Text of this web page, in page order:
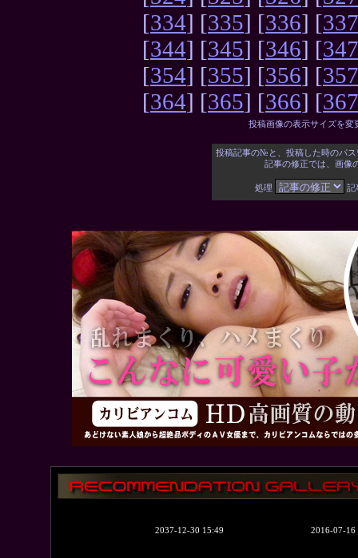
[334] [335] [336] [337
[344] [345] [346] [347
[354] [355] [356] [357
[364] [365] [366] [367
投稿画像の表示サイズを変
投稿記事の№と、投稿した時のパ
記事の修正では、画像
処理 記